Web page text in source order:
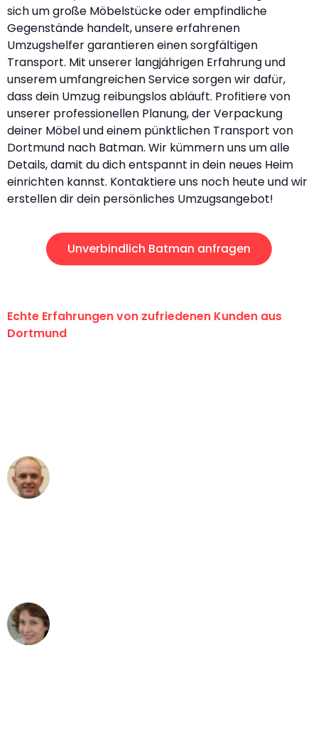
sich um große Möbelstücke oder empfindliche
Gegenstände handelt, unsere erfahrenen
Umzugshelfer garantieren einen sorgfältigen
Transport. Mit unserer langjährigen Erfahrung und
unserem umfangreichen Service sorgen wir dafür,
dass dein Umzug reibungslos abläuft. Profitiere von
unserer professionellen Planung, der Verpackung
deiner Möbel und einem pünktlichen Transport von
Dortmund nach Batman. Wir kümmern uns um alle
Details, damit du dich entspannt in dein neues Heim
einrichten kannst. Kontaktiere uns noch heute und wir
erstellen dir dein persönliches Umzugsangebot!
Unverbindlich Batman anfragen
Echte Erfahrungen von zufriedenen Kunden aus
Dortmund